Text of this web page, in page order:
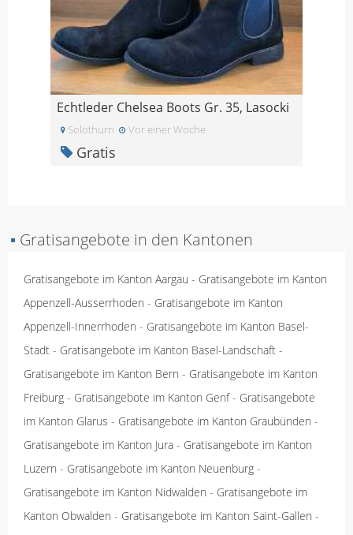
Echtleder Chelsea Boots Gr. 35, Lasocki
Solothurn Vor einer Woche
Gratis
▪ Gratisangebote in den Kantonen
Gratisangebote im Kanton Aargau - Gratisangebote im Kanton
Appenzell-Ausserrhoden - Gratisangebote im Kanton
Appenzell-Innerrhoden - Gratisangebote im Kanton Basel-
Stadt - Gratisangebote im Kanton Basel-Landschaft -
Gratisangebote im Kanton Bern - Gratisangebote im Kanton
Freiburg - Gratisangebote im Kanton Genf- Gratisangebote
im Kanton Glarus - Gratisangebote im Kanton Graubünden -
Gratisangebote im Kanton Jura - Gratisangebote im Kanton
Luzern - Gratisangebote im Kanton Neuenburg -
Gratisangebote im Kanton Nidwalden - Gratisangebote im
Kanton Obwalden - Gratisangebote im Kanton Saint-Gallen -